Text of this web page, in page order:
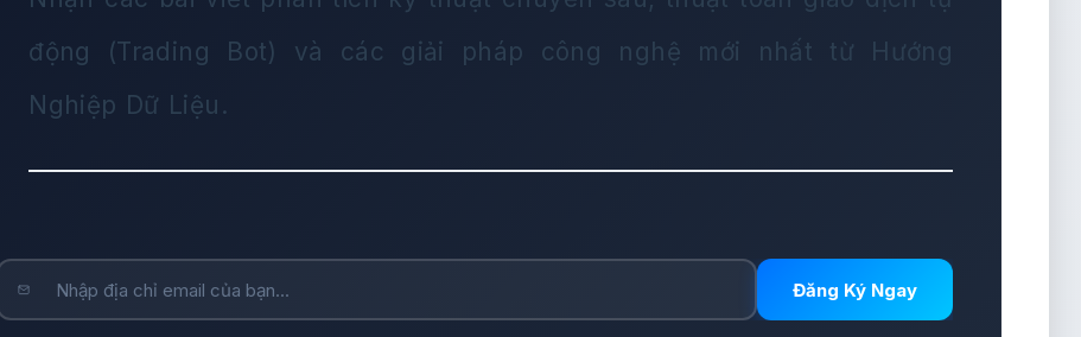
động (Trading Bot) và các giải pháp công nghệ mới nhất từ Hướng
Nghiệp Dữ Liệu.
Đăng Ký Ngay